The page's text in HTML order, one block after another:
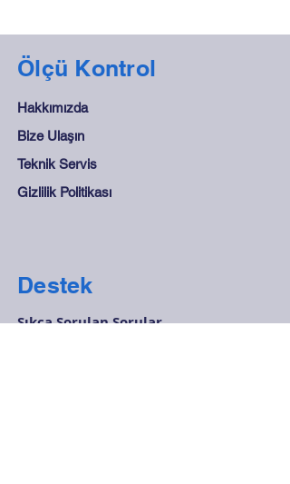
Ölçü Kontrol
Hakkımızda
Bize Ulaşın
Teknik Servis
Gizlilik Politikası
Destek
Sıkça Sorulan Sorular